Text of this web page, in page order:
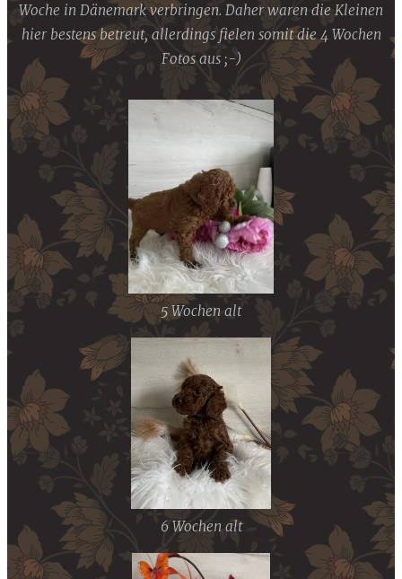
Woche in Dänemark verbringen. Daher waren die Kleinen
hier bestens betreut, allerdings fielen somit die 4 Wochen
Fotos aus ;-)
5 Wochen alt
6 Wochen alt